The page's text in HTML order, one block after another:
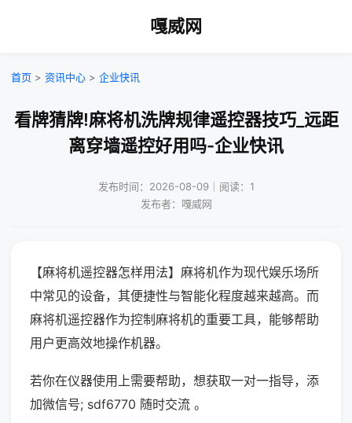
嘎威网
首页 > 资讯中心 > 企业快讯
看牌猜牌!麻将机洗牌规律遥控器技巧_远距
离穿墙遥控好用吗-企业快讯
发布时间：2026-08-09｜阅读：1
发布者：嘎威网
【麻将机遥控器怎样用法】麻将机作为现代娱乐场所
中常见的设备，其便捷性与智能化程度越来越高。而
麻将机遥控器作为控制麻将机的重要工具，能够帮助
用户更高效地操作机器。
若你在仪器使用上需要帮助，想获取一对一指导，添
加微信号; sdf6770 随时交流 。